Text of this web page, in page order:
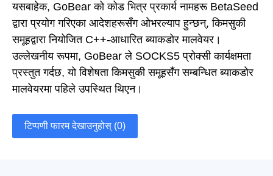
यसबाहेक, GoBear को कोड भित्र प्रकार्य नामहरू BetaSeed
द्वारा प्रयोग गरिएका आदेशहरूसँग ओभरल्याप हुन्छन्, किमसुकी
समूहद्वारा नियोजित C++-आधारित ब्याकडोर मालवेयर।
उल्लेखनीय रूपमा, GoBear ले SOCKS5 प्रोक्सी कार्यक्षमता
प्रस्तुत गर्दछ, यो विशेषता किमसुकी समूहसँग सम्बन्धित ब्याकडोर
मालवेयरमा पहिले उपस्थित थिएन।
टिप्पणी फारम देखाउनुहोस् (0)